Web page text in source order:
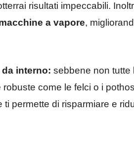
risultati impeccabili.
a vapore,
interno: sebbene non tutte
robuste come le felci o i
ti permette di risparmiare e